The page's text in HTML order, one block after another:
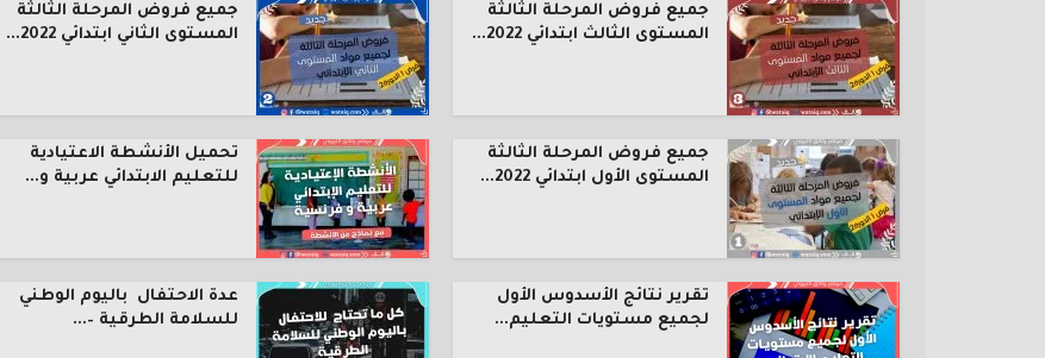
جميع فروض المرحلة الثالثة
المستوى الثالث ابتدائي 2022...
جميع فروض المرحلة الثالثة
المستوى الثاني ابتدائي 2022...
جميع فروض المرحلة الثالثة
المستوى الأول ابتدائي 2022...
تحميل الأنشطة الاعتيادية
للتعليم الابتدائي عربية و...
تقرير نتائج الأسدوس الأول
لجميع مستويات التعليم...
عدة الاحتفال باليوم الوطني
للسلامة الطرقية –...